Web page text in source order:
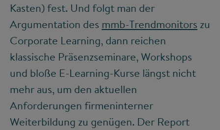
Kasten) fest. Und folgt man der
Argumentation des mmb-Trendmonitors zu
Corporate Learning, dann reichen
klassische Präsenzseminare, Workshops
und bloße E-Learning-Kurse längst nicht
mehr aus, um den aktuellen
Anforderungen firmeninterner
Weiterbildung zu genügen. Der Report